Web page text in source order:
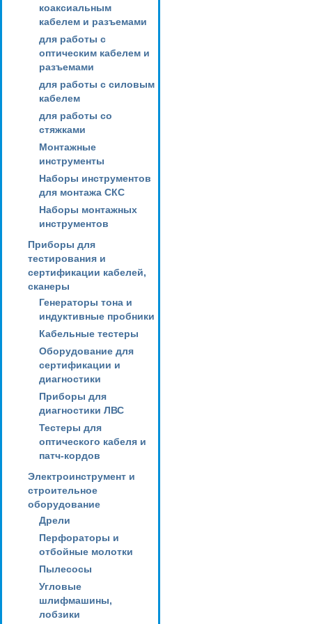
коаксиальным
кабелем и разъемами
для работы с
оптическим кабелем и
разъемами
для работы с силовым
кабелем
для работы со
стяжками
Монтажные
инструменты
Наборы инструментов
для монтажа СКС
Наборы монтажных
инструментов
Приборы для
тестирования и
сертификации кабелей,
сканеры
Генераторы тона и
индуктивные пробники
Кабельные тестеры
Оборудование для
сертификации и
диагностики
Приборы для
диагностики ЛВС
Тестеры для
оптического кабеля и
патч-кордов
Электроинструмент и
строительное
оборудование
Дрели
Перфораторы и
отбойные молотки
Пылесосы
Угловые
шлифмашины,
лобзики